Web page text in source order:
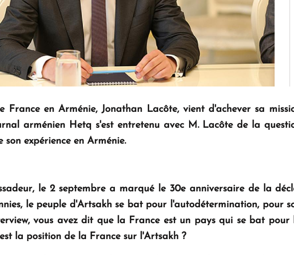
France en Arménie, Jonathan Lacôte, vient d'achever sa
arménien Hetq s'est entretenu avec M. Lacôte de la
son expérience en Arménie.
le 2 septembre a marqué le 30e anniversaire de la
le peuple d'Artsakh se bat pour l'autodétermination, pour
vous avez dit que la France est un pays qui se bat
la position de la France sur l'Artsakh ?